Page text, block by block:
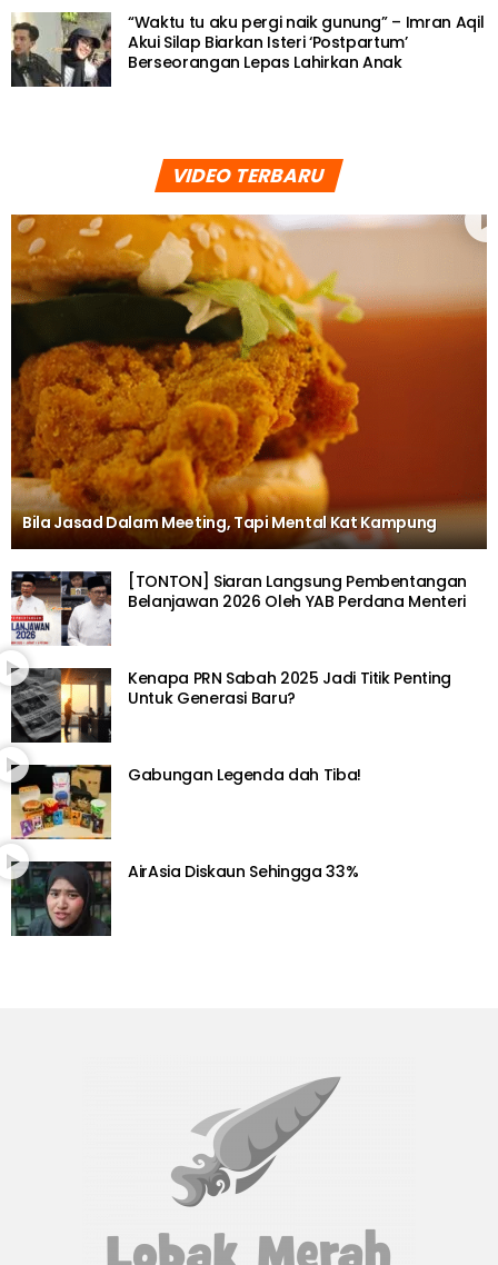
“Waktu tu aku pergi naik gunung” – Imran Aqil
Akui Silap Biarkan Isteri ‘Postpartum’
Berseorangan Lepas Lahirkan Anak
VIDEO TERBARU
Bila Jasad Dalam Meeting, Tapi Mental Kat Kampung
[TONTON] Siaran Langsung Pembentangan
Belanjawan 2026 Oleh YAB Perdana Menteri
Kenapa PRN Sabah 2025 Jadi Titik Penting
Untuk Generasi Baru?
Gabungan Legenda dah Tiba!
AirAsia Diskaun Sehingga 33%